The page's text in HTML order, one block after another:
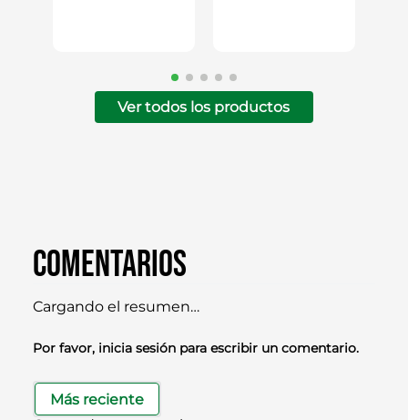
Ver todos los productos
Comentarios
Cargando el resumen…
Por favor, inicia sesión para escribir un comentario.
Más reciente